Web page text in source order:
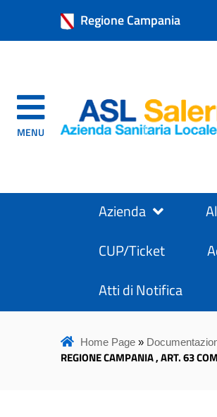
Regione Campania
MENU
Azienda
CUP/Ticket
Atti di Notifica
Home Page»
REGIONE CAMPANIA , ART. 63